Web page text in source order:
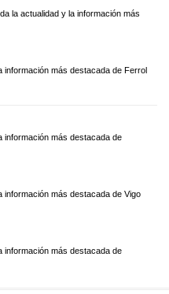
la actualidad y la información más
información más destacada de Ferrol
información más destacada de
información más destacada de Vigo
información más destacada de